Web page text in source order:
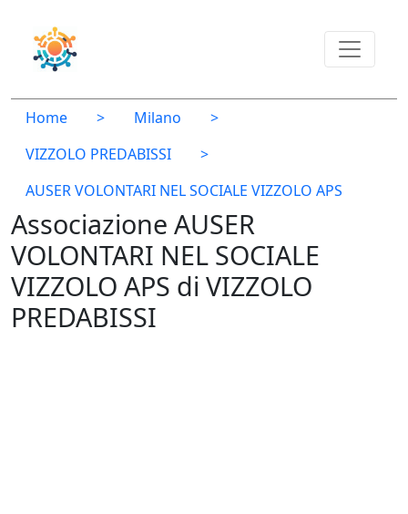
Home > Milano
>
VIZZOLO PREDABISSI
>
AUSER VOLONTARI NEL SOCIALE VIZZOLO APS
Associazione AUSER
VOLONTARI NEL SOCIALE
VIZZOLO APS di VIZZOLO
PREDABISSI